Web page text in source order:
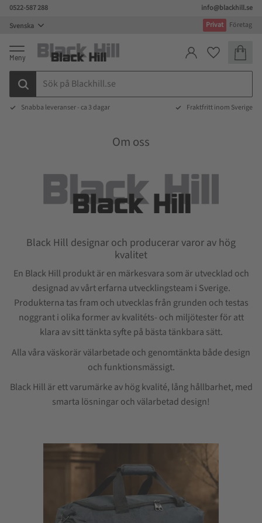
Meny
0522-587 288
info@blackhill.se
Privat
Företag
Favoriter
Snabba leveranser - ca 3 dagar Fraktfritt inom Sverige
Om oss
Black Hill designar och producerar varor av hög
kvalitet
En Black Hill produkt är en märkesvara som är utvecklad och
designad av vårt erfarna utvecklingsteam i Sverige.
Produkterna tas fram och utvecklas från grunden och testas
noggrant i olika former av kvalitéts- och miljötester för att
klara av sitt tänkta syfte på bästa tänkbara sätt.
Alla våra väskorär välarbetade och genomtänkta både design
och funktionsmässigt.
Black Hill är ett varumärke av hög kvalité, lång hållbarhet, med
smarta lösningar och välarbetad design!